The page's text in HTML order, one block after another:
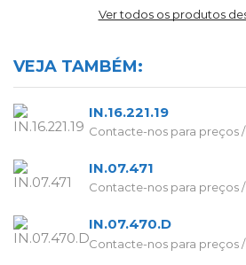
Ver todos os produtos
VEJA TAMBÉM:
IN.16.221.19
Contacte-nos para preços
IN.07.471
Contacte-nos para preços
IN.07.470.D
Contacte-nos para preços